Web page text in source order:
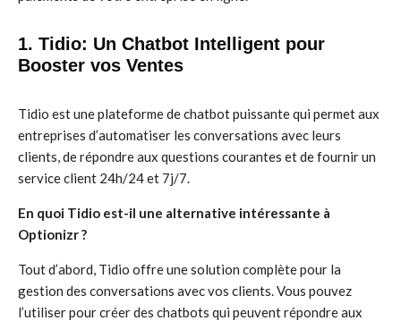
1. Tidio: Un Chatbot Intelligent pour
Booster vos Ventes
Tidio est une plateforme de chatbot puissante qui permet aux
entreprises d’automatiser les conversations avec leurs
clients, de répondre aux questions courantes et de fournir un
service client 24h/24 et 7j/7.
En quoi Tidio est-il une alternative intéressante à
Optionizr ?
Tout d’abord, Tidio offre une solution complète pour la
gestion des conversations avec vos clients. Vous pouvez
l’utiliser pour créer des chatbots qui peuvent répondre aux